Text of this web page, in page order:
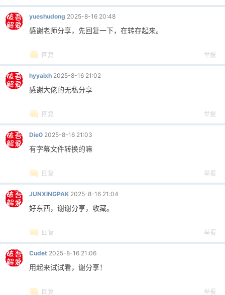
yueshudong 2025-8-16 20:48
感谢老师分享，先回复一下，在转存起来。
回复 举报
hyyaixh 2025-8-16 21:02
感谢大佬的无私分享
回复 举报
Die0 2025-8-16 21:03
有字幕文件转换的嘛
回复 举报
JUNXINGPAK 2025-8-16 21:04
好东西，谢谢分享，收藏。
回复 举报
Cudet 2025-8-16 21:06
用起来试试看，谢分享！
回复 举报